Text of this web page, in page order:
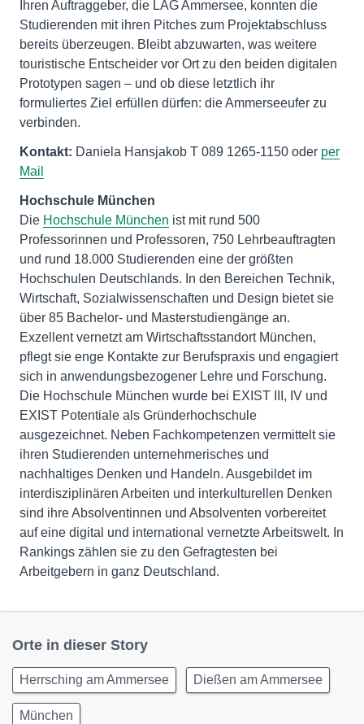
Ihren Auftraggeber, die LAG Ammersee, konnten die
Studierenden mit ihren Pitches zum Projektabschluss
bereits überzeugen. Bleibt abzuwarten, was weitere
touristische Entscheider vor Ort zu den beiden digitalen
Prototypen sagen – und ob diese letztlich ihr
formuliertes Ziel erfüllen dürfen: die Ammerseeufer zu
verbinden.
Kontakt: Daniela Hansjakob T 089 1265-1150 oder per
Mail
Hochschule München
Die Hochschule München ist mit rund 500
Professorinnen und Professoren, 750 Lehrbeauftragten
und rund 18.000 Studierenden eine der größten
Hochschulen Deutschlands. In den Bereichen Technik,
Wirtschaft, Sozialwissenschaften und Design bietet sie
über 85 Bachelor- und Masterstudiengänge an.
Exzellent vernetzt am Wirtschaftsstandort München,
pflegt sie enge Kontakte zur Berufspraxis und engagiert
sich in anwendungsbezogener Lehre und Forschung.
Die Hochschule München wurde bei EXIST III, IV und
EXIST Potentiale als Gründerhochschule
ausgezeichnet. Neben Fachkompetenzen vermittelt sie
ihren Studierenden unternehmerisches und
nachhaltiges Denken und Handeln. Ausgebildet im
interdisziplinären Arbeiten und interkulturellen Denken
sind ihre Absolventinnen und Absolventen vorbereitet
auf eine digital und international vernetzte Arbeitswelt. In
Rankings zählen sie zu den Gefragtesten bei
Arbeitgebern in ganz Deutschland.
Orte in dieser Story
Herrsching am Ammersee Dießen am Ammersee
München